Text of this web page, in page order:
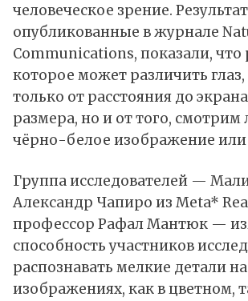
человеческое зрение.
опубликованные в журнале
Communications, показали, что
которое может различить глаз,
только от расстояния до
размера, но и от того,
чёрно-белое изображение или
Группа исследователей —
Александр Чапиро из Meta*
профессор Рафал Мантюк —
способность участников
распознавать мелкие детали на
изображениях, как в цветном,